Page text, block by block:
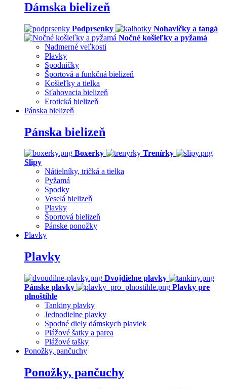
Dámska bielizeň
Podprsenky
Nohavičky a tangá
Nočné košieľky a pyžamá
Nadmerné veľkosti
Plavky
Spodničky
Športová a funkčná bielizeň
Košieľky a tielka
Sťahovacia bielizeň
Erotická bielizeň
Pánska bielizeň
Pánska bielizeň
Boxerky
Trenírky
Slipy
Nátielníky, tričká a tielka
Pyžamá
Spodky
Veselá bielizeň
Plavky
Športová bielizeň
Pánske ponožky
Plavky
Plavky
Dvojdielne plavky
Pánske plavky
Plavky pre
plnoštíhle
Tankiny plavky
Jednodielne plavky
Spodné diely dámskych plaviek
Plážové šatky a parea
Plážové tašky
Ponožky, pančuchy
Ponožky, pančuchy